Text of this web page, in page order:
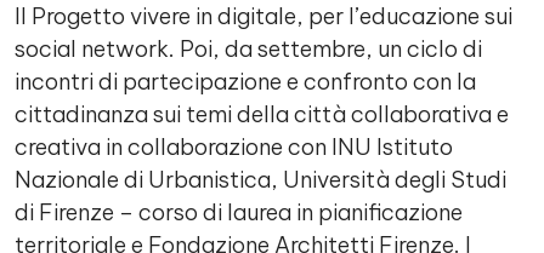
Il Progetto vivere in digitale, per l’educazione sui
social network. Poi, da settembre, un ciclo di
incontri di partecipazione e confronto con la
cittadinanza sui temi della città collaborativa e
creativa in collaborazione con INU Istituto
Nazionale di Urbanistica, Università degli Studi
di Firenze – corso di laurea in pianificazione
territoriale e Fondazione Architetti Firenze. I